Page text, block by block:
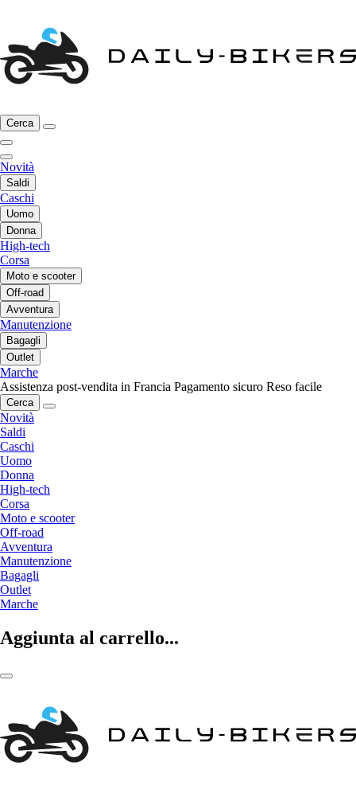
Cerca
Novità
Saldi
Caschi
Uomo
Donna
High-tech
Corsa
Moto e scooter
Off-road
Avventura
Manutenzione
Bagagli
Outlet
Marche
Assistenza post-vendita in Francia Pagamento sicuro Reso facile
Cerca
Novità
Saldi
Caschi
Uomo
Donna
High-tech
Corsa
Moto e scooter
Off-road
Avventura
Manutenzione
Bagagli
Outlet
Marche
Aggiunta al carrello...